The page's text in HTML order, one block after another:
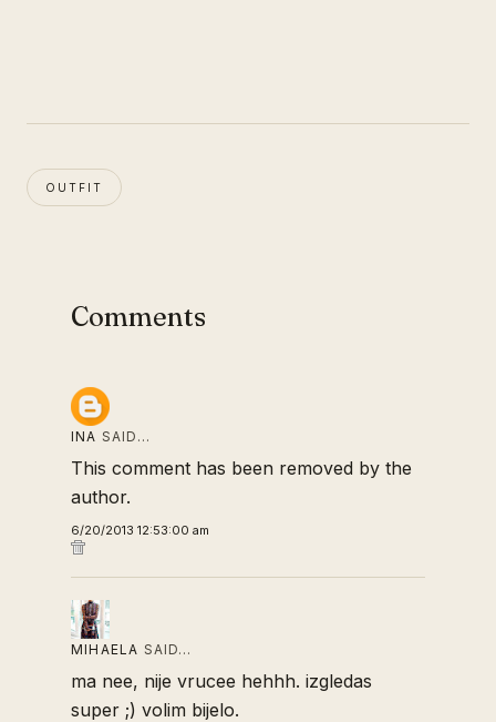
OUTFIT
Comments
INA SAID…
This comment has been removed by the
author.
6/20/2013 12:53:00 am
MIHAELA SAID…
ma nee, nije vrucee hehhh. izgledas
super ;) volim bijelo.